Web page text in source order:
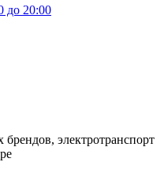
до 20:00
электротранспорт